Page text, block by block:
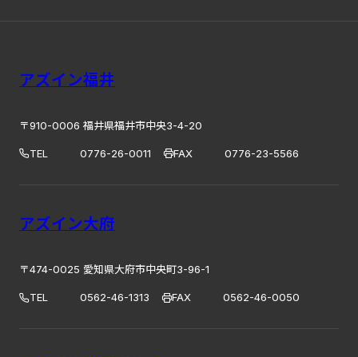
アズイン福井
〒910-0006 福井県福井市中央3-4-20
TEL 0776-26-0011 FAX 0776-23-5566
アズイン大府
〒474-0025 愛知県大府市中央町3-96-1
TEL 0562-46-1313 FAX 0562-46-0050